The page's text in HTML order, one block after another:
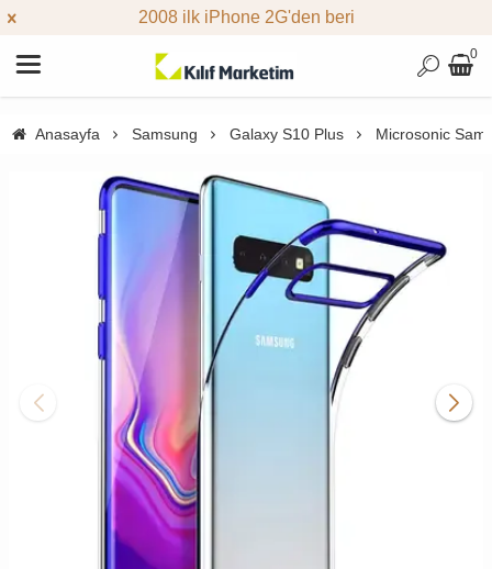
2008 ilk iPhone 2G'den beri
0
Anasayfa Samsung Galaxy S10 Plus Microsonic